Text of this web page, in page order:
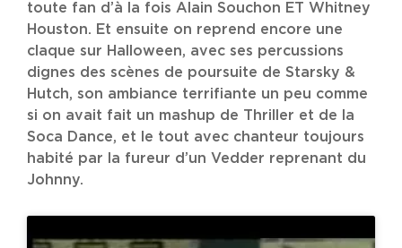
toute fan d’à la fois Alain Souchon ET Whitney
Houston. Et ensuite on reprend encore une
claque sur Halloween, avec ses percussions
dignes des scènes de poursuite de Starsky &
Hutch, son ambiance terrifiante un peu comme
si on avait fait un mashup de Thriller et de la
Soca Dance, et le tout avec chanteur toujours
habité par la fureur d’un Vedder reprenant du
Johnny.